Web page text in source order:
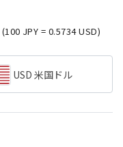
(100 JPY = 0.5734 USD)
USD 米国ドル